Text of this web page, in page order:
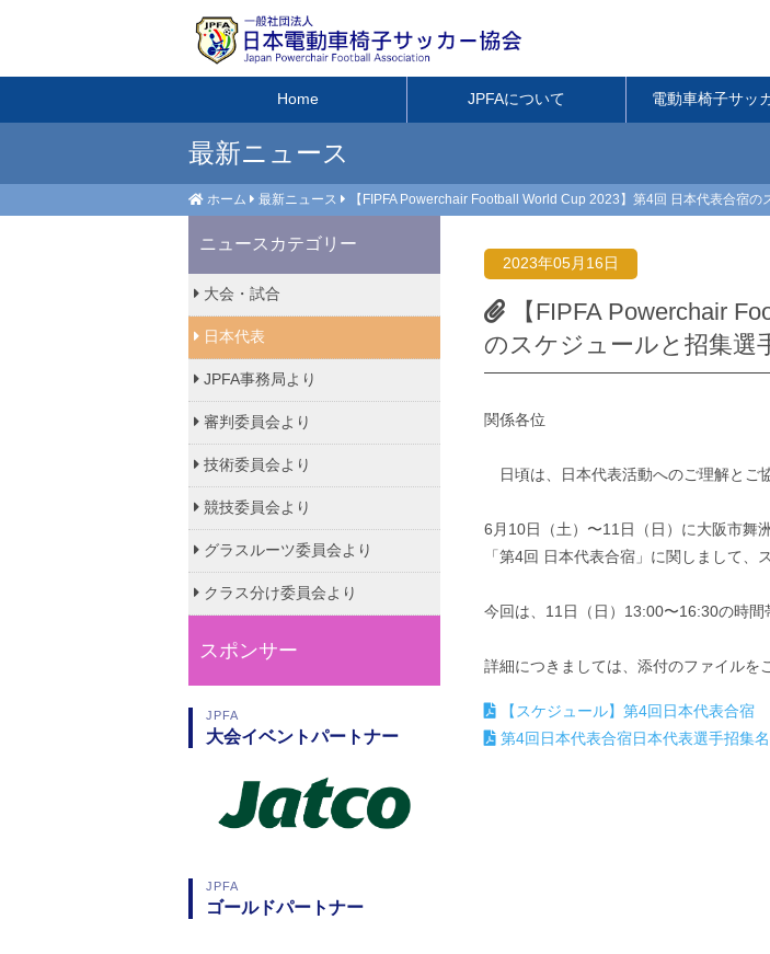
Home JPFAについて 電動車椅子サッ
最新ニュース
ホーム 最新ニュース 【FIPFA Powerchair Football World Cup 2023】第4回 日本代表合宿の
ニュースカテゴリー
大会・試合
日本代表
JPFA事務局より
審判委員会より
技術委員会より
競技委員会より
グラスルーツ委員会より
クラス分け委員会より
スポンサー
JPFA
大会イベントパートナー
JPFA
ゴールドパートナー
2023年05月16日
【FIPFA Powerchair
のスケジュールと招集選
関係各位
日頃は、日本代表活動へのご理解とご
6月10日（土）〜11日（日）に大阪市舞
「第4回 日本代表合宿」に関しまして、
今回は、11日（日）13:00〜16:30の時間
詳細につきましては、添付のファイルを
【スケジュール】第4回日本代表合宿
第4回日本代表合宿日本代表選手招集